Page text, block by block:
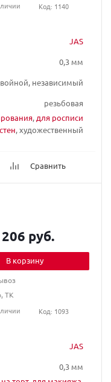
JAS
0,3 мм
независимый
резьбовая
, для росписи
стен, художественный
Сравнить
Код: 1140
JAS
0,3 мм
руб.
В корзину
ТК
Код: 1093